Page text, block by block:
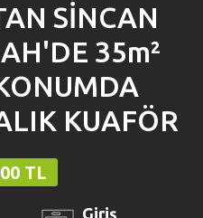
SİNCAN
35m²
KUAFÖR
TL
Giriş